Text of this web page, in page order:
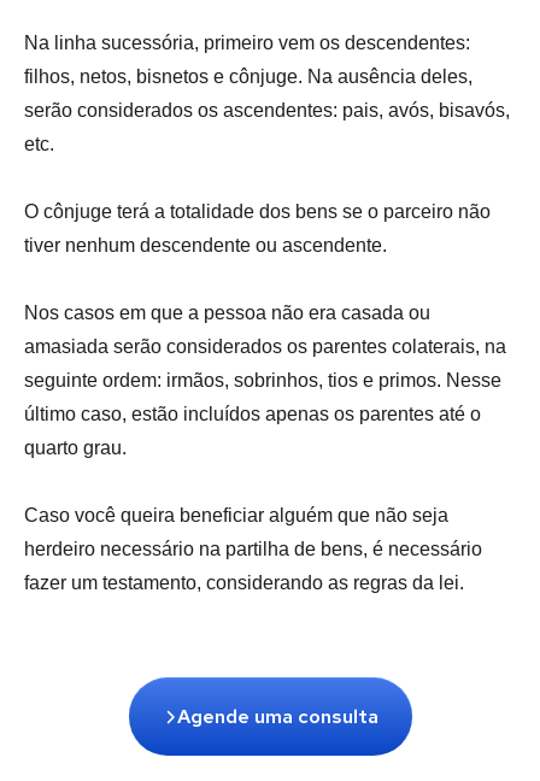
Na linha sucessória, primeiro vem os descendentes:
filhos, netos, bisnetos e cônjuge. Na ausência deles,
serão considerados os ascendentes: pais, avós, bisavós,
etc.
O cônjuge terá a totalidade dos bens se o parceiro não
tiver nenhum descendente ou ascendente.
Nos casos em que a pessoa não era casada ou
amasiada serão considerados os parentes colaterais, na
seguinte ordem: irmãos, sobrinhos, tios e primos. Nesse
último caso, estão incluídos apenas os parentes até o
quarto grau.
Caso você queira beneficiar alguém que não seja
herdeiro necessário na partilha de bens, é necessário
fazer um testamento, considerando as regras da lei.
Agende uma consulta